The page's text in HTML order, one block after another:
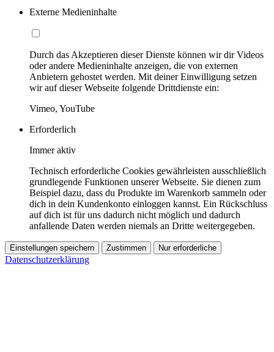
Externe Medieninhalte
Durch das Akzeptieren dieser Dienste können wir dir Videos
oder andere Medieninhalte anzeigen, die von externen
Anbietern gehostet werden. Mit deiner Einwilligung setzen
wir auf dieser Webseite folgende Drittdienste ein:
Vimeo, YouTube
Erforderlich
Immer aktiv
Technisch erforderliche Cookies gewährleisten ausschließlich
grundlegende Funktionen unserer Webseite. Sie dienen zum
Beispiel dazu, dass du Produkte im Warenkorb sammeln oder
dich in dein Kundenkonto einloggen kannst. Ein Rückschluss
auf dich ist für uns dadurch nicht möglich und dadurch
anfallende Daten werden niemals an Dritte weitergegeben.
Einstellungen speichern Zustimmen Nur erforderliche
Datenschutzerklärung